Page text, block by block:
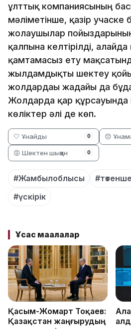
ұлттық компаниясының
мәліметінше, қазір учаске
жолаушылар
қалпына келтірілді, алайда
қамтамасыз ету
жылдамдықты шектеу
жолдардағы жағдайы да
Жолдарда қар құрсауында
көліктер әлі де көп.
🤍 Ұнайды 0 😞
😡 Шектен шыққан 0
#Жамбылоблысы
#үскірік
Ұқсас мақалалар
Қасым-Жомарт Тоқаев:
Қазақстан жаңғырудың